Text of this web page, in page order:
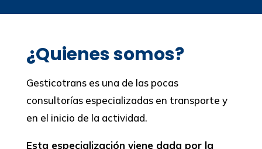
¿Quienes somos?
Gesticotrans es una de las pocas
consultorías especializadas en transporte y
en el inicio de la actividad.
Esta especialización viene dada por la